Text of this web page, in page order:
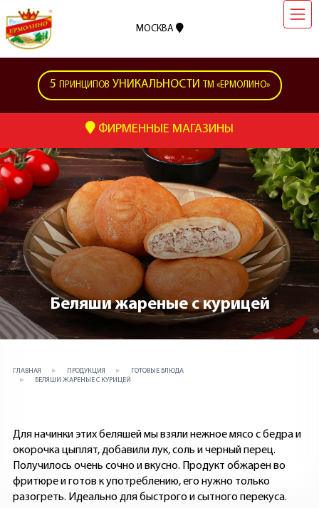
МОСКВА
5 ПРИНЦИПОВ УНИКАЛЬНОСТИ ТМ «ЕРМОЛИНО»
ФИРМЕННЫЕ МАГАЗИНЫ
Беляши жареные с курицей
ГЛАВНАЯ ПРОДУКЦИЯ
ГОТОВЫЕ БЛЮДА
БЕЛЯШИ ЖАРЕНЫЕ С КУРИЦЕЙ
Для начинки этих беляшей мы взяли нежное мясо с бедра и
окорочка цыплят, добавили лук, соль и черный перец.
Получилось очень сочно и вкусно. Продукт обжарен во
фритюре и готов к употреблению, его нужно только
разогреть. Идеально для быстрого и сытного перекуса.